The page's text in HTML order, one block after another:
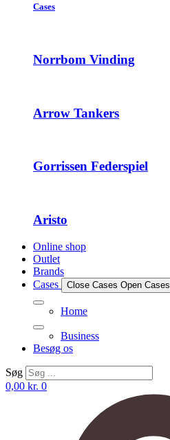
Cases
Norrbom Vinding
Arrow Tankers
Gorrissen Federspiel
Aristo
Online shop
Outlet
Brands
Cases
Close Cases Open Cases
Home
Business
Besøg os
Søg
0,00 kr. 0